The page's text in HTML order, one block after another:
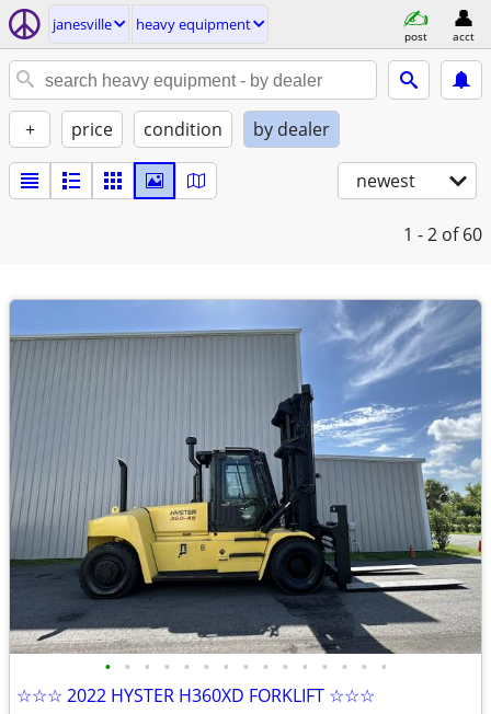
janesville heavy equipment
post acct
+ price condition by dealer
newest
1 - 2 of 60
• • • • • • • • • • • • • • •
☆☆☆ 2022 HYSTER H360XD FORKLIFT ☆☆☆